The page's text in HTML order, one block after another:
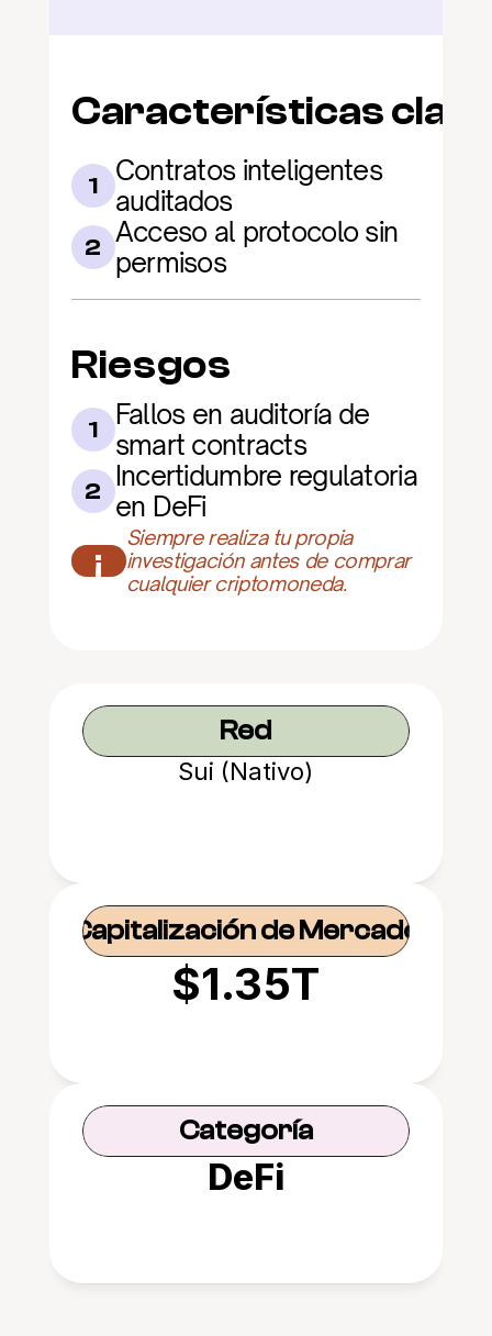
Características
1
Contratos inteligentes
auditados
2 Acceso al protocolo sin
permisos
Riesgos
1
Fallos en auditoría de
smart contracts
2 Incertidumbre regulatoria
en DeFi
¡
Siempre realiza tu propia
investigación antes de comprar
cualquier criptomoneda.
Red
Sui (Nativo)
Capitalización de Mercado
$1.35T
Categoría
DeFi